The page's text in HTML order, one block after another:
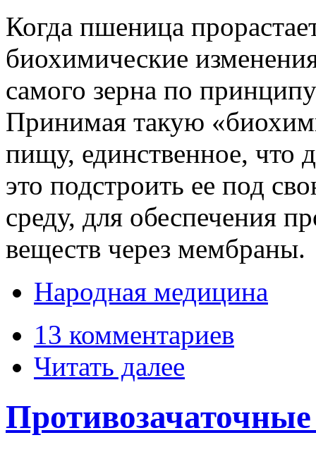
Когда пшеница
биохимические
самого зерна по
Принимая такую
пищу, единственное, что
это подстроить ее под
среду, для обеспечения
веществ через мембраны.
Народная медицина
13 комментариев
Читать далее